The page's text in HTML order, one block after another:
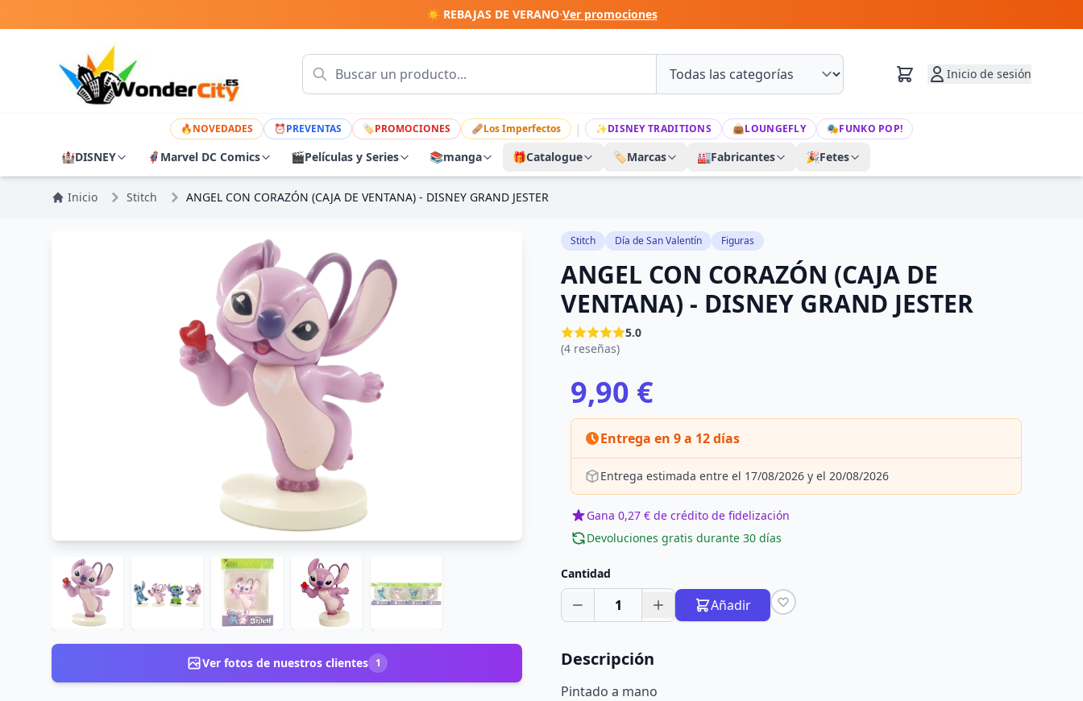
☀️ REBAJAS DE VERANO·Ver promociones
Inicio de sesión
🔥NOVEDADES ⏰PREVENTAS 🏷PROMOCIONES 🩹Los Imperfectos | ✨DISNEY TRADITIONS 👜LOUNGEFLY 🎭FUNKO POP!
🏰DISNEY 🦸 Marvel DC Comics 🎬Películas y Series 📚manga 🎁Catalogue 🏷️Marcas 🏭Fabricantes 🎉Fetes
Inicio Stitch ANGEL CON CORAZÓN (CAJA DE VENTANA) - DISNEY GRAND JESTER
Ver fotos de nuestros clientes 1
Stitch Día de San Valentín Figuras
ANGEL CON CORAZÓN (CAJA DE
VENTANA) - DISNEY GRAND JESTER
5.0
(4 reseñas)
9,90 €
Entrega en 9 a 12 días
Entrega estimada entre el 17/08/2026 y el 20/08/2026
Gana 0,27 € de crédito de fidelización
Devoluciones gratis durante 30 días
Cantidad
1 Añadir
Descripción
Pintado a mano